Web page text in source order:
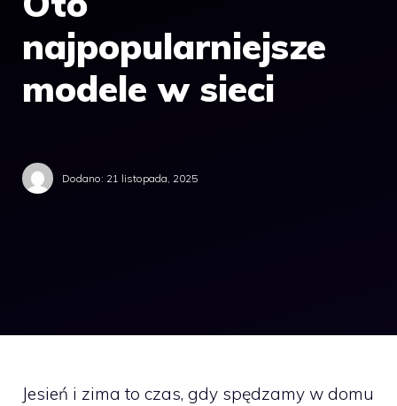
najpopularniejsze
modele w sieci
Dodano: 21 listopada, 2025
Jesień i zima to czas, gdy spędzamy w domu